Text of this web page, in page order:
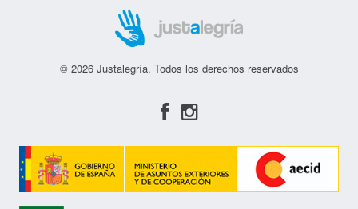
© 2026 Justalegría. Todos los derechos reservados